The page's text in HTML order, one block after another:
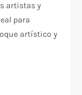
artistas y
para
artístico y